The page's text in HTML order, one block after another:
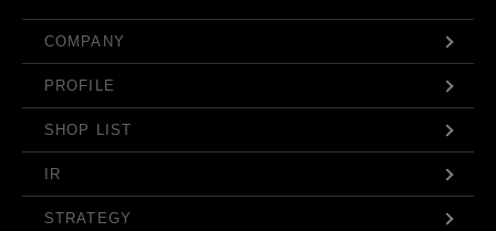
COMPANY
PROFILE
SHOP LIST
IR
STRATEGY